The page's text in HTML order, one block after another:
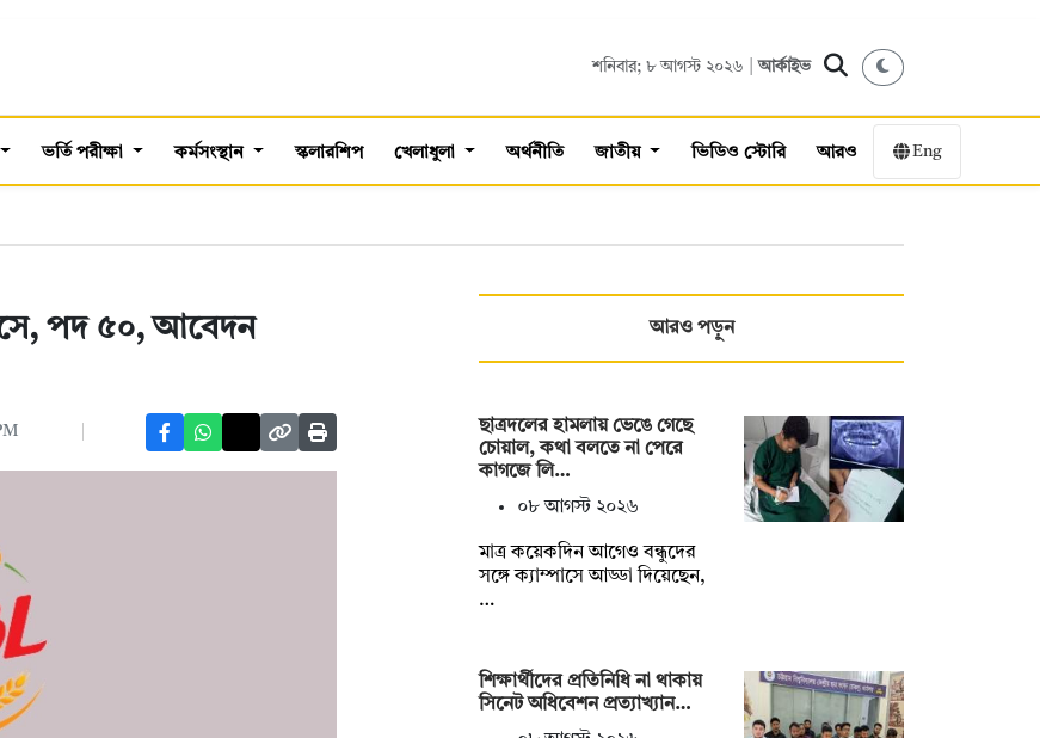
শনিবার; ৮ আগস্ট ২০২৬ |আর্কাইভ
ভর্তি পরীক্ষা কর্মসংস্থান স্কলারশিপ খেলাধুলা অর্থনীতি জাতীয় ভিডিও স্টোরি আরও Eng
পদ ৫০, আবেদন
আরও পড়ুন
ছাত্রদলের হামলায় ভেঙে গেছে
চোয়াল, কথা বলতে না পেরে
কাগজে লি…
০৮ আগস্ট ২০২৬
মাত্র কয়েকদিন আগেও বন্ধুদের
সঙ্গে ক্যাম্পাসে আড্ডা দিয়েছেন,
…
শিক্ষার্থীদের প্রতিনিধি না থাকায়
সিনেট অধিবেশন প্রত্যাখ্যান…